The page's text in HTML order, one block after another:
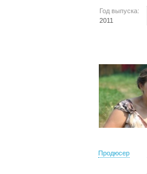
Год выпуска:
2011
Продюсер